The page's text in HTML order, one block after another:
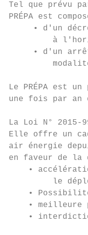
Tel que prévu
PRÉPA est
• d'un
à
• d'un
Le PRÉPA est
une fois par an
La Loi N°
Elle offre un
air énergie
en faveur de
•
le
•
• meilleure
•